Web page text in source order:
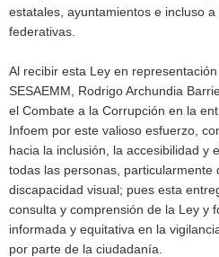
estatales, ayuntamientos e incluso
federativas.
Al recibir esta Ley en
SESAEMM, Rodrigo Archundia
el Combate a la Corrupción en la
Infoem por este valioso esfuerzo,
hacia la inclusión, la accesibilidad y
todas las personas, particularmente
discapacidad visual; pues esta
consulta y comprensión de la Ley y
informada y equitativa en la
por parte de la ciudadanía.